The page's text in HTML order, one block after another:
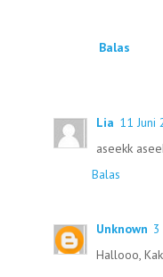
Balas
Lia 11 Juni
aseekk
Balas
Unknown
Hallooo,